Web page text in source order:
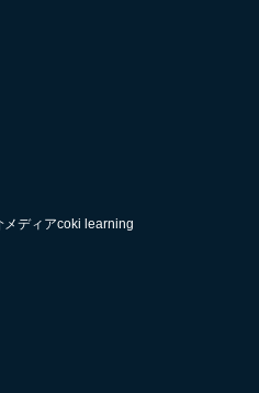
メディアcoki learning